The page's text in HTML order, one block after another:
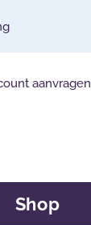
aanvragen
Shop